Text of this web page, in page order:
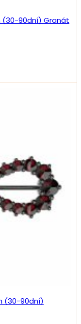
(30-90dní) Granát
(30-90dní)